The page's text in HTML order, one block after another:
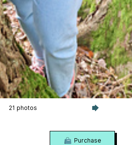
21 photos
Purchase